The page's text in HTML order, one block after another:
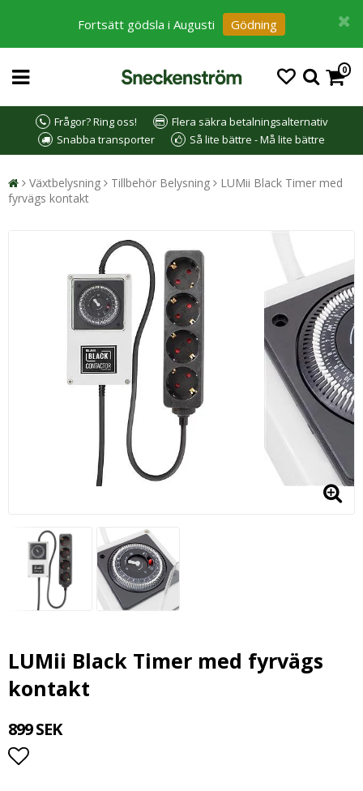
Fortsätt gödsla i Augusti Gödning
0
Frågor? Ring oss!
Flera säkra betalningsalternativ
Snabba transporter
Så lite bättre - Må lite bättre
Växtbelysning Tillbehör Belysning
LUMii Black Timer med
fyrvägs kontakt
LUMii Black Timer med fyrvägs
kontakt
899 SEK